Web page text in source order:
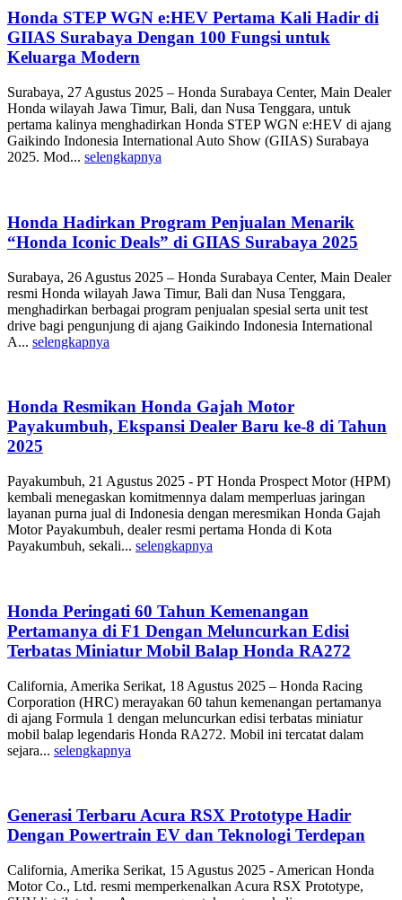
Honda STEP WGN e:HEV Pertama Kali Hadir di
GIIAS Surabaya Dengan 100 Fungsi untuk
Keluarga Modern
Surabaya, 27 Agustus 2025 – Honda Surabaya Center, Main Dealer
Honda wilayah Jawa Timur, Bali, dan Nusa Tenggara, untuk
pertama kalinya menghadirkan Honda STEP WGN e:HEV di ajang
Gaikindo Indonesia International Auto Show (GIIAS) Surabaya
2025. Mod... selengkapnya
Honda Hadirkan Program Penjualan Menarik
“Honda Iconic Deals” di GIIAS Surabaya 2025
Surabaya, 26 Agustus 2025 – Honda Surabaya Center, Main Dealer
resmi Honda wilayah Jawa Timur, Bali dan Nusa Tenggara,
menghadirkan berbagai program penjualan spesial serta unit test
drive bagi pengunjung di ajang Gaikindo Indonesia International
A... selengkapnya
Honda Resmikan Honda Gajah Motor
Payakumbuh, Ekspansi Dealer Baru ke-8 di Tahun
2025
Payakumbuh, 21 Agustus 2025 - PT Honda Prospect Motor (HPM)
kembali menegaskan komitmennya dalam memperluas jaringan
layanan purna jual di Indonesia dengan meresmikan Honda Gajah
Motor Payakumbuh, dealer resmi pertama Honda di Kota
Payakumbuh, sekali... selengkapnya
Honda Peringati 60 Tahun Kemenangan
Pertamanya di F1 Dengan Meluncurkan Edisi
Terbatas Miniatur Mobil Balap Honda RA272
California, Amerika Serikat, 18 Agustus 2025 – Honda Racing
Corporation (HRC) merayakan 60 tahun kemenangan pertamanya
di ajang Formula 1 dengan meluncurkan edisi terbatas miniatur
mobil balap legendaris Honda RA272. Mobil ini tercatat dalam
sejara... selengkapnya
Generasi Terbaru Acura RSX Prototype Hadir
Dengan Powertrain EV dan Teknologi Terdepan
California, Amerika Serikat, 15 Agustus 2025 - American Honda
Motor Co., Ltd. resmi memperkenalkan Acura RSX Prototype,